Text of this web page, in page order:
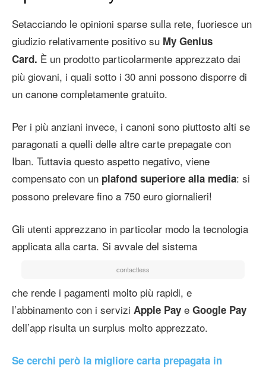
Setacciando le opinioni sparse sulla rete, fuoriesce un
giudizio relativamente positivo su My Genius
Card. È un prodotto particolarmente apprezzato dai
più giovani, i quali sotto i 30 anni possono disporre di
un canone completamente gratuito.
Per i più anziani invece, i canoni sono piuttosto alti se
paragonati a quelli delle altre carte prepagate con
Iban. Tuttavia questo aspetto negativo, viene
compensato con un plafond superiore alla media: si
possono prelevare fino a 750 euro giornalieri!
Gli utenti apprezzano in particolar modo la tecnologia
applicata alla carta. Si avvale del sistema
contactless
che rende i pagamenti molto più rapidi, e
l’abbinamento con i servizi Apple Pay e Google Pay
dell’app risulta un surplus molto apprezzato.
Se cerchi però la migliore carta prepagata in